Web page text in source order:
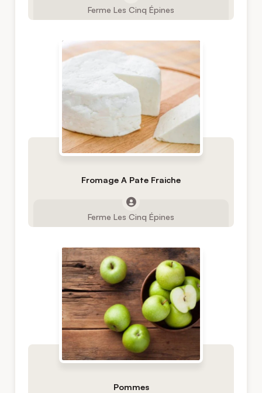
Ferme Les Cinq Épines
Fromage A Pate Fraiche
Ferme Les Cinq Épines
Pommes